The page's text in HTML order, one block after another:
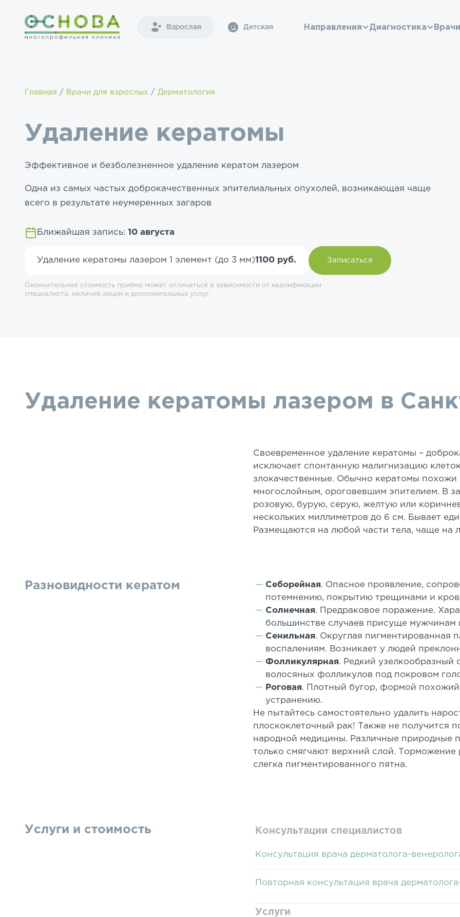
Взрослая Детская Направления Диагностика
Главная Врачи для взрослых Дерматология
Удаление кератомы
Эффективное и безболезненное удаление кератом лазером
Одна из самых частых доброкачественных эпителиальных опухолей, возникающая чаще
всего в результате неумеренных загаров
Ближайшая запись: 10 августа
Удаление кератомы лазером 1 элемент (до 3 мм)1100 руб. Записаться
Окончательная стоимость приёма может отличаться в зависимости от квалификации
специалиста, наличия акции и дополнительных услуг.
Удаление кератомы лазером в
Своевременное удаление кератомы –
исключает спонтанную малигнизацию
злокачественные. Обычно кератомы
многослойным, ороговевшим эпителием. В
розовую, бурую, серую, желтую или
нескольких миллиметров до 6 см. Бывает
Размещаются на любой части тела, чаще на
Разновидности кератом Себорейная. Опасное проявление,
потемнению, покрытию трещинами и
Солнечная. Предраковое поражение.
большинстве случаев присуще мужчинам
Сенильная. Округлая пигментированная
воспалениям. Возникает у людей
Фолликулярная. Редкий узелкообразный
волосяных фолликулов под покровом
Роговая. Плотный бугор, формой
устранению.
Не пытайтесь самостоятельно удалить
плоскоклеточный рак! Также не получится
народной медицины. Различные природные
только смягчают верхний слой.
слегка пигментированного пятна.
Услуги и стоимость Консультации специалистов
Консультация врача дерматолога-
Повторная консультация врача
Услуги